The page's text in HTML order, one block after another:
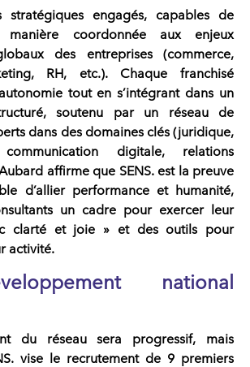
stratégiques engagés, capables de
coordonnée aux enjeux
des entreprises (commerce,
RH, etc.). Chaque franchisé
tout en s’intégrant dans un
soutenu par un réseaude
dans des domaines clés (juridique,
digitale, relations
affirme que SENS.est la preuve
d’allier performance et humanité,
un cadre pour exercer leur
clarté et joie » et des outils pour
activité.
national
du réseausera progressif, mais
vise le recrutement de 9 premiers